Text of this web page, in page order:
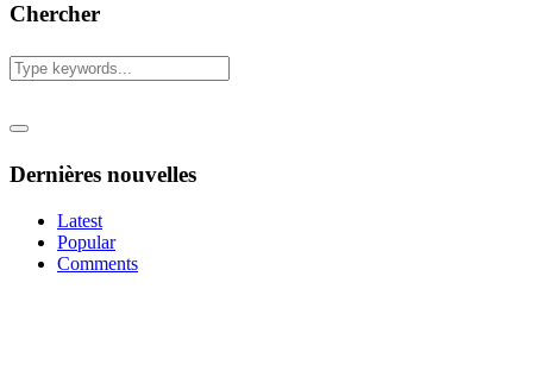
Chercher
Dernières nouvelles
Latest
Popular
Comments